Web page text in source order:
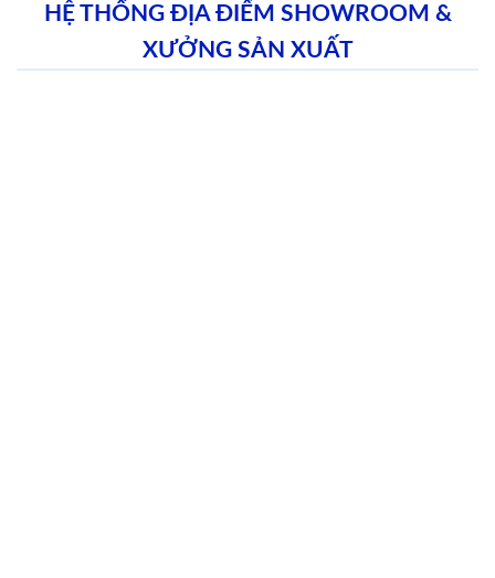
HỆ THỐNG ĐỊA ĐIỂM SHOWROOM &
XƯỞNG SẢN XUẤT